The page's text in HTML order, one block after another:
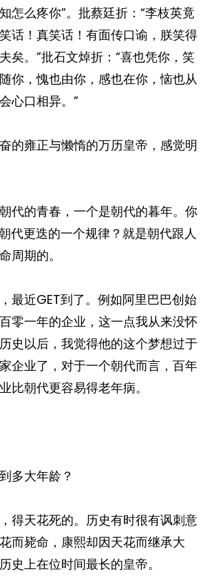
怎么疼你”。批蔡廷折：“李枝英竟
话！真笑话！有面传口谕，朕笑得
矣。”批石文焯折：“喜也凭你，笑
你，愧也由你，感也在你，恼也从
心口相异。”
的雍正与懒惰的万历皇帝，感觉明
代的青春，一个是朝代的暮年。你
代更迭的一个规律？就是朝代跟人
周期的。
最近GET到了。例如阿里巴巴创始
零一年的企业，这一点我从来没怀
史以后，我觉得他的这个梦想过于
企业了，对于一个朝代而言，百年
比朝代更容易得老年病。
多大年龄？
得天花死的。历史有时很有讽刺意
而毙命，康熙却因天花而继承大
史上在位时间最长的皇帝。